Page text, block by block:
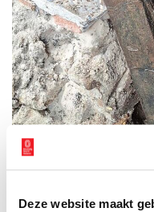
Deze website maakt